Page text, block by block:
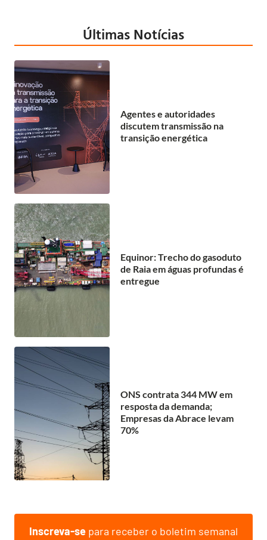
Últimas Notícias
Agentes e autoridades
discutem transmissão na
transição energética
Equinor: Trecho do gasoduto
de Raia em águas profundas é
entregue
ONS contrata 344 MW em
resposta da demanda;
Empresas da Abrace levam
70%
Inscreva-se para receber o boletim semanal